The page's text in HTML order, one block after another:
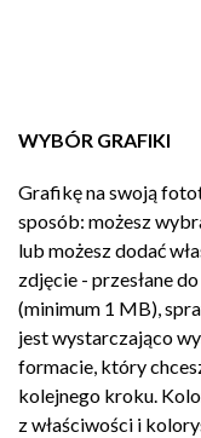
WYBÓR GRAFIKI
Grafikę na swoją
sposób: możesz
lub możesz dodać
zdjęcie - przesłane
(minimum 1 MB),
jest wystarczająco
formacie, który
kolejnego kroku.
z właściwości i